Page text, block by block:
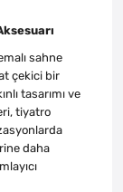
sahne
çekici bir
tasarımı ve
tiyatro
daha